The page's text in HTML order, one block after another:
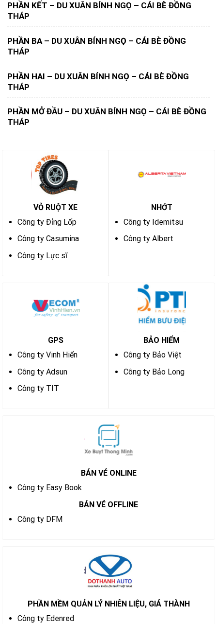
PHẦN KẾT – DU XUÂN BÍNH NGỌ – CÁI BÈ ĐỒNG
THÁP
PHẦN BA – DU XUÂN BÍNH NGỌ – CÁI BÈ ĐỒNG
THÁP
PHẦN HAI – DU XUÂN BÍNH NGỌ – CÁI BÈ ĐỒNG
THÁP
PHẦN MỞ ĐẦU – DU XUÂN BÍNH NGỌ – CÁI BÈ ĐỒNG
THÁP
VỎ RUỘT XE
Công ty Đỉng Lốp
Công ty Casumina
Công ty Lực sĩ
NHỚT
Công ty Idemitsu
Công ty Albert
GPS
Công ty Vinh Hiển
Công ty Adsun
Công ty TIT
BẢO HIỂM
Công ty Bảo Việt
Công ty Bảo Long
BÁN VÉ ONLINE
Công ty Easy Book
BÁN VÉ OFFLINE
Công ty DFM
PHẦN MỀM QUẢN LÝ NHIÊN LIỆU, GIÁ THÀNH
Công ty Edenred